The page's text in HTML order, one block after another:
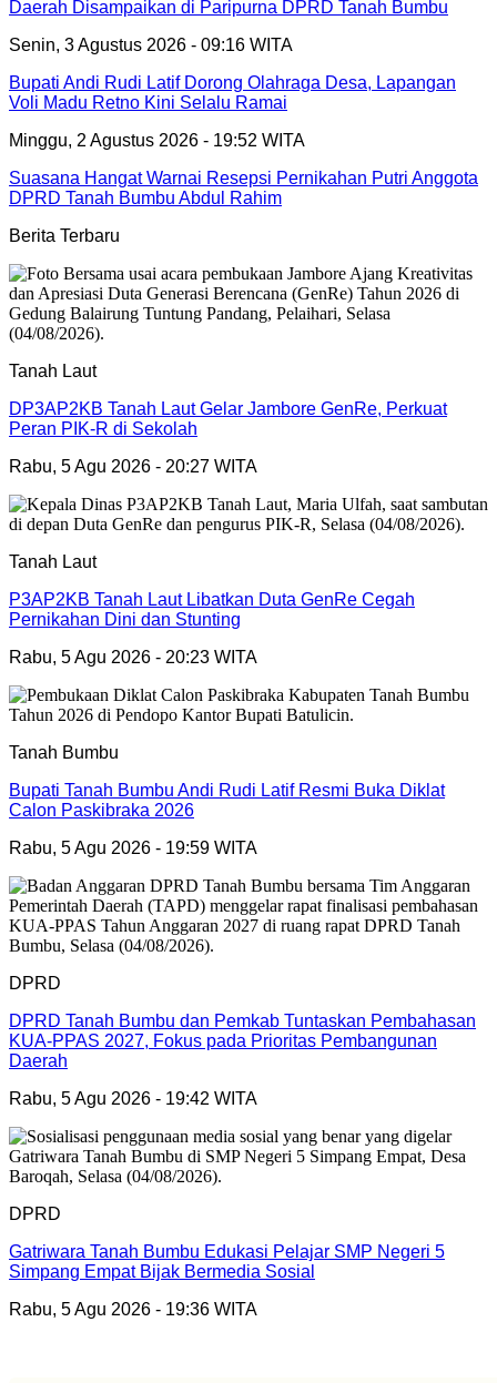
Daerah Disampaikan di Paripurna DPRD Tanah Bumbu
Senin, 3 Agustus 2026 - 09:16 WITA
Bupati Andi Rudi Latif Dorong Olahraga Desa, Lapangan
Voli Madu Retno Kini Selalu Ramai
Minggu, 2 Agustus 2026 - 19:52 WITA
Suasana Hangat Warnai Resepsi Pernikahan Putri Anggota
DPRD Tanah Bumbu Abdul Rahim
Berita Terbaru
Tanah Laut
DP3AP2KB Tanah Laut Gelar Jambore GenRe, Perkuat
Peran PIK-R di Sekolah
Rabu, 5 Agu 2026 - 20:27 WITA
Tanah Laut
P3AP2KB Tanah Laut Libatkan Duta GenRe Cegah
Pernikahan Dini dan Stunting
Rabu, 5 Agu 2026 - 20:23 WITA
Tanah Bumbu
Bupati Tanah Bumbu Andi Rudi Latif Resmi Buka Diklat
Calon Paskibraka 2026
Rabu, 5 Agu 2026 - 19:59 WITA
DPRD
DPRD Tanah Bumbu dan Pemkab Tuntaskan Pembahasan
KUA-PPAS 2027, Fokus pada Prioritas Pembangunan
Daerah
Rabu, 5 Agu 2026 - 19:42 WITA
DPRD
Gatriwara Tanah Bumbu Edukasi Pelajar SMP Negeri 5
Simpang Empat Bijak Bermedia Sosial
Rabu, 5 Agu 2026 - 19:36 WITA